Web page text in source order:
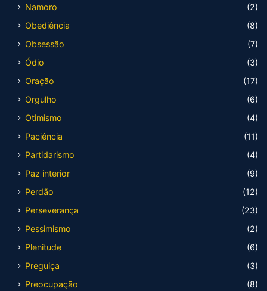
Namoro
(2)
Obediência
(8)
Obsessão
(7)
Ódio
(3)
Oração
(17)
Orgulho
(6)
Otimismo
(4)
Paciência
(11)
Partidarismo
(4)
Paz interior
(9)
Perdão
(12)
Perseverança
(23)
Pessimismo
(2)
Plenitude
(6)
Preguiça
(3)
Preocupação
(8)